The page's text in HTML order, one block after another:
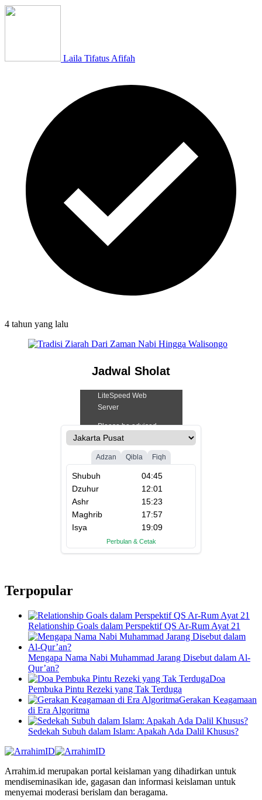
Laila Tifatus Afifah
4 tahun yang lalu
Jadwal Sholat
Terpopular
Relationship Goals dalam Perspektif QS Ar-Rum Ayat 21
Mengapa Nama Nabi Muhammad Jarang Disebut dalam Al-
Qur’an?
Doa
Pembuka Pintu Rezeki yang Tak Terduga
Gerakan Keagamaan
di Era Algoritma
Sedekah Subuh dalam Islam: Apakah Ada Dalil Khusus?
Arrahim.id merupakan portal keislaman yang dihadirkan untuk
mendiseminasikan ide, gagasan dan informasi keislaman untuk
menyemai moderasi berislam dan beragama.